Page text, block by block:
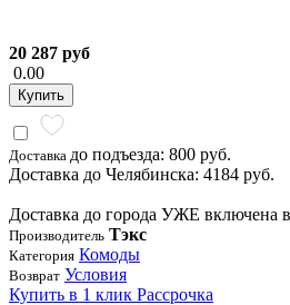
20 287 руб
0.00
Купить
Доставка до подъезда: 800 руб.
Доставка до Челябинска: 4184 руб.
Доставка до города УЖЕ включена в
Производитель Тэкс
Категория Комоды
Возврат Условия
Купить в 1 клик Рассрочка